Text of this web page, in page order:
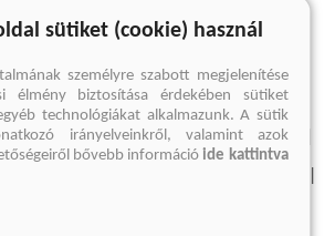
kifejezésre nincs találat
Elállási felmondási nyilatkozat
sütiket (cookie) használ
személyre szabott megjelenítése
élmény biztosítása érdekében sütiket
technológiákat alkalmazunk. A sütik
irányelveinkről, valamint azok
bővebb információide kattintva